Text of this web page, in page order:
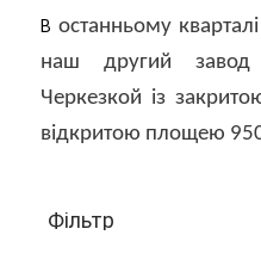
В останньому
наш другий завод
Черкезкой із
відкритою площею
Фільтр